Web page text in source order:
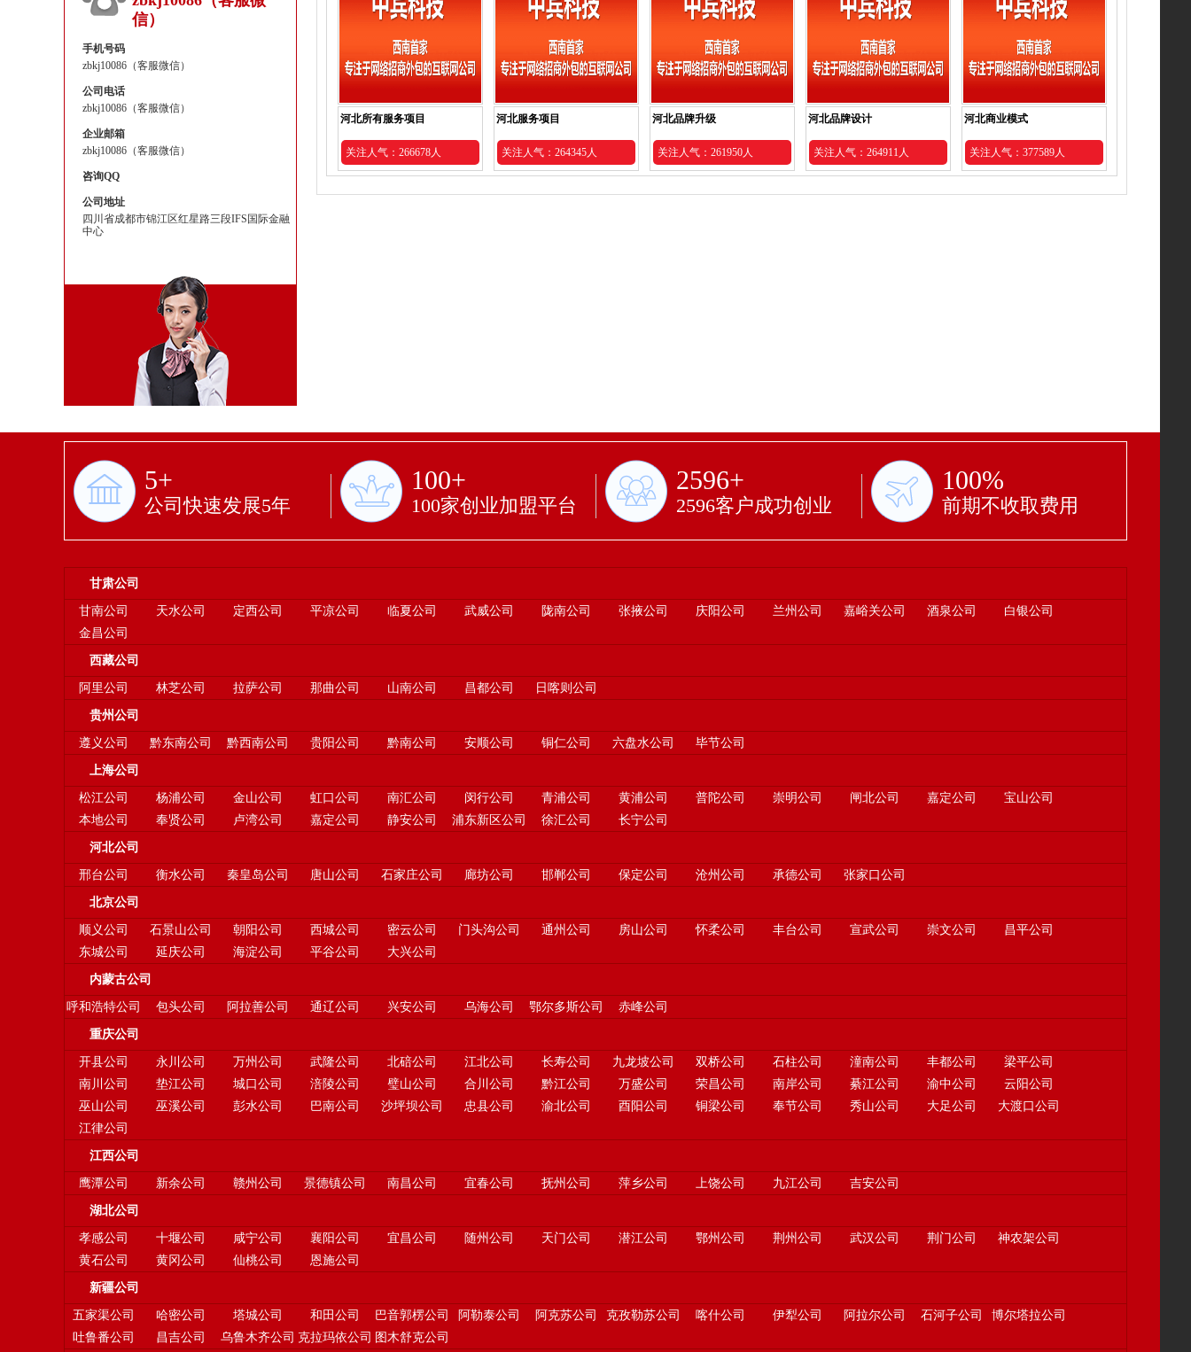
河北所有服务项目
关注人气：266678人
河北服务项目
关注人气：264345人
河北品牌升级
关注人气：261950人
河北品牌设计
关注人气：264911人
河北商业模式
关注人气：377589人
信）
手机号码
zbkj10086（客服微信）
公司电话
zbkj10086（客服微信）
企业邮箱
zbkj10086（客服微信）
咨询QQ
公司地址
四川省成都市锦江区红星路三段IFS国际金融
中心
5+
公司快速发展5年
100+
100家创业加盟平台
2596+
2596客户成功创业
100%
前期不收取费用
甘肃公司
甘南公司 天水公司 定西公司 平凉公司 临夏公司 武威公司 陇南公司 张掖公司 庆阳公司 兰州公司 嘉峪关公司 酒泉公司
白银公司
金昌公司
西藏公司
阿里公司 林芝公司 拉萨公司 那曲公司 山南公司 昌都公司 日喀则公司
贵州公司
遵义公司 黔东南公司 黔西南公司 贵阳公司 黔南公司 安顺公司 铜仁公司 六盘水公司 毕节公司
上海公司
松江公司 杨浦公司 金山公司 虹口公司 南汇公司 闵行公司 青浦公司 黄浦公司 普陀公司 崇明公司 闸北公司 嘉定公司
宝山公司
本地公司
奉贤公司 卢湾公司 嘉定公司 静安公司 浦东新区公司 徐汇公司 长宁公司
河北公司
邢台公司 衡水公司 秦皇岛公司 唐山公司 石家庄公司 廊坊公司 邯郸公司 保定公司 沧州公司 承德公司 张家口公司
北京公司
顺义公司 石景山公司 朝阳公司 西城公司 密云公司 门头沟公司 通州公司 房山公司 怀柔公司 丰台公司 宣武公司 崇文公司
昌平公司
东城公司
延庆公司 海淀公司 平谷公司 大兴公司
内蒙古公司
呼和浩特公司 包头公司 阿拉善公司 通辽公司 兴安公司 乌海公司 鄂尔多斯公司 赤峰公司
重庆公司
开县公司 永川公司 万州公司 武隆公司 北碚公司 江北公司 长寿公司 九龙坡公司 双桥公司 石柱公司 潼南公司 丰都公司
梁平公司
南川公司
垫江公司 城口公司 涪陵公司 璧山公司 合川公司 黔江公司 万盛公司 荣昌公司 南岸公司 綦江公司 渝中公司
云阳公司
巫山公司
巫溪公司 彭水公司 巴南公司 沙坪坝公司 忠县公司 渝北公司 酉阳公司 铜梁公司 奉节公司 秀山公司 大足公司
大渡口公司
江律公司
江西公司
鹰潭公司 新余公司 赣州公司 景德镇公司 南昌公司 宜春公司 抚州公司 萍乡公司 上饶公司 九江公司 吉安公司
湖北公司
孝感公司 十堰公司 咸宁公司 襄阳公司 宜昌公司 随州公司 天门公司 潜江公司 鄂州公司 荆州公司 武汉公司 荆门公司
神农架公司
黄石公司
黄冈公司 仙桃公司 恩施公司
新疆公司
五家渠公司 哈密公司 塔城公司 和田公司 巴音郭楞公司 阿勒泰公司 阿克苏公司 克孜勒苏公司 喀什公司 伊犁公司 阿拉尔公司 石河子公司
博尔塔拉公司
吐鲁番公司
昌吉公司 乌鲁木齐公司 克拉玛依公司 图木舒克公司